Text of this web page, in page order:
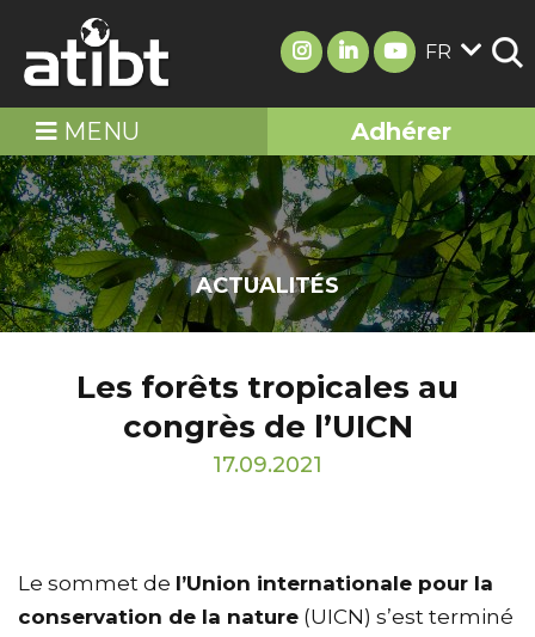
FR
MENU Adhérer
ACTUALITÉS
Les forêts tropicales au
congrès de l’UICN
17.09.2021
Le sommet de l’Union internationale pour la
conservation de la nature (UICN) s’est terminé